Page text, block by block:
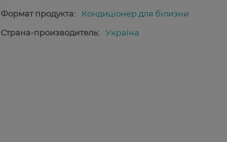
Формат продукта:
Кондиціонер для білизни
Страна-производитель:
Україна